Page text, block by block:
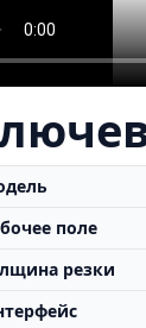
поле
резки